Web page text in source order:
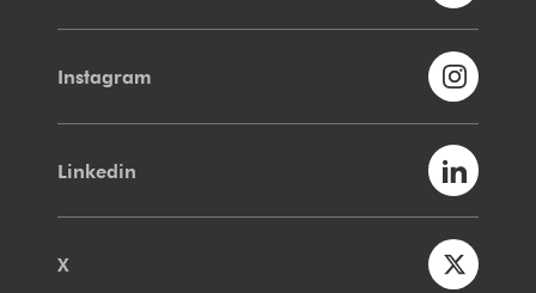
Instagram
Linkedin
X